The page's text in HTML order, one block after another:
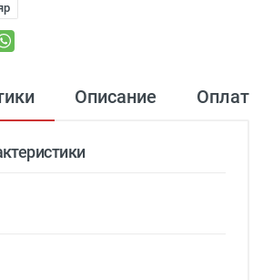
Описание Оплата